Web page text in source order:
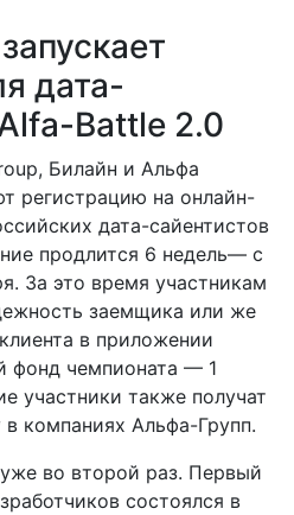
дата-
Battle 2.0
Билайн и Альфа
регистрацию на онлайн-
дата-сайентистов
продлится 6 недель— с
За это время участникам
заемщика или же
в приложении
фонд чемпионата — 1
участники также получат
в компаниях Альфа-Групп.
во второй раз. Первый
состоялся в